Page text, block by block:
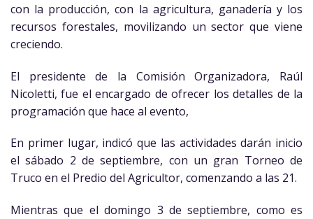
con la producción, con la agricultura, ganadería y los
recursos forestales, movilizando un sector que viene
creciendo.
El presidente de la Comisión Organizadora, Raúl
Nicoletti, fue el encargado de ofrecer los detalles de la
programación que hace al evento,
En primer lugar, indicó que las actividades darán inicio
el sábado 2 de septiembre, con un gran Torneo de
Truco en el Predio del Agricultor, comenzando a las 21.
Mientras que el domingo 3 de septiembre, como es